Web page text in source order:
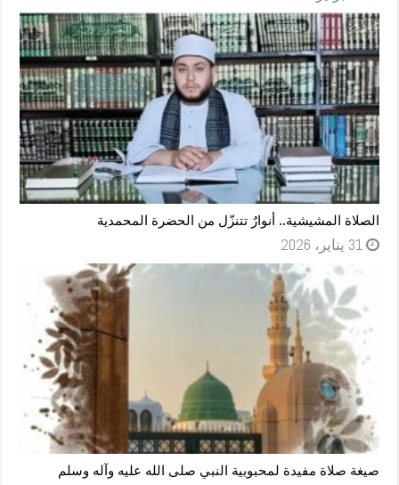
الصلاة المشيشية.. أنوارٌ تتنزّل من الحضرة المحمدية
31 يناير، 2026
صيغة صلاة مفيدة لمحبوبية النبي صلى الله عليه وآله وسلم